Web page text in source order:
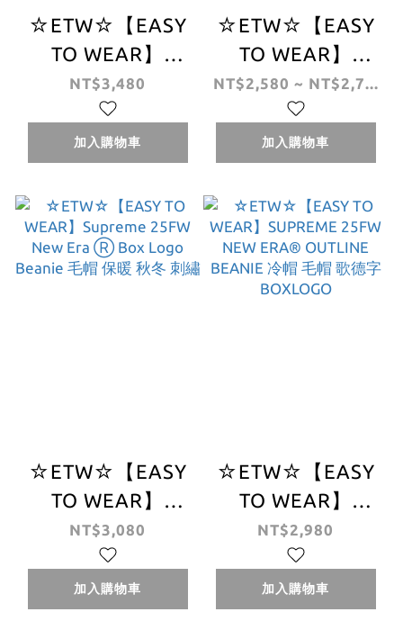
☆ETW☆【EASY
TO WEAR】
SUPREME 25FW
CHICAGO WHITE
SOX NEW ERA
BEANIE 冷帽 毛帽
芝加哥白襪 聯名
NT$3,480
加入購物車
☆ETW☆【EASY
TO WEAR】
Supreme 25FW
NEW ERA®
CLASSIC LOGO
SHOP BEANIE 毛
帽 地區 城市限定
NT$2,580 ~ NT$2,7...
加入購物車
☆ETW☆【EASY
TO WEAR】
Supreme 25FW
New Era Ⓡ Box
Logo Beanie 毛帽
保暖 秋冬 刺繡
NT$3,080
加入購物車
☆ETW☆【EASY
TO WEAR】
SUPREME 25FW
NEW ERA®
OUTLINE BEANIE
冷帽 毛帽 歌德字
NT$2,980
加入購物車